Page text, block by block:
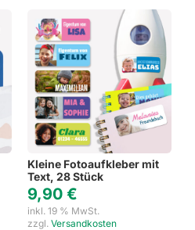
Kleine Fotoaufkleber mit
Text, 28 Stück
9,90 €
inkl. 19 % MwSt.
zzgl. Versandkosten